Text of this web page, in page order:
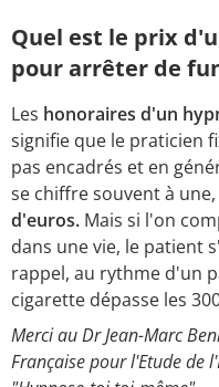
Quel est le prix
pour arrêter de
Les honoraires d'un
signifie que le praticien
pas encadrés et en
se chiffre souvent à
d'euros. Mais si l'on
dans une vie, le patient
rappel, au rythme d'un
cigarette dépasse les
Merci au Dr Jean-Marc
Française pour l'Etude de